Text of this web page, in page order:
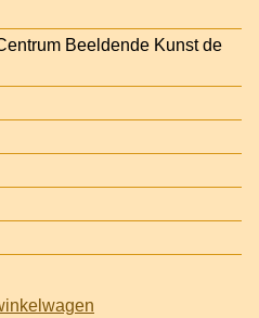
Beeldende Kunst de